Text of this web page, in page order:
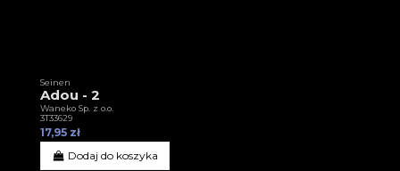
Seinen
Adou - 2
Waneko Sp. z o.o.
3T33629
17,95 zł
Dodaj do koszyka